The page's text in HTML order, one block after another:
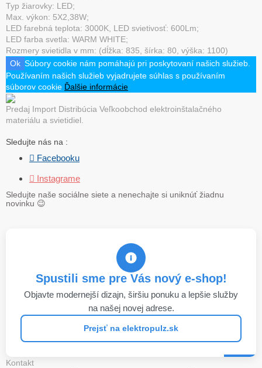
Typ žiarovky: LED;
Max. výkon: 5X2,38W;
LED farebná teplota: 3000K, LED svietivosť: 600Lm;
LED farba svetla: WARM WHITE;
Rozmery svietidla v mm: (dĺžka: 835, šírka: 80, výška: 1100)
Ok Súbory cookie nám pomáhajú pri poskytovaní našich služieb.
Používaním našich služieb vyjadrujete súhlas s používaním
súborov cookie Ďalšie informácie
Predaj Import Distribúcia Veľkoobchod elektroinštalačného
materiálu a svietidiel.
Sledujte nás na :
 Facebooku
 Instagrame
Sledujte naše sociálne siete a nenechajte si uniknúť žiadnu
novinku 😉
Spustili sme pre Vás nový e-shop!
Objavte modernejší dizajn, širšiu ponuku a lepšie služby
na našej novej adrese.
Prejsť na elektropulz.sk
Kontakt